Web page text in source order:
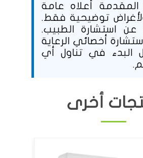
المقدمة أعلاه عامة
توضيحية فقط.
عن استشارة الطبيب.
أخصائي الرعاية
البدء في تناول أي
أخرى